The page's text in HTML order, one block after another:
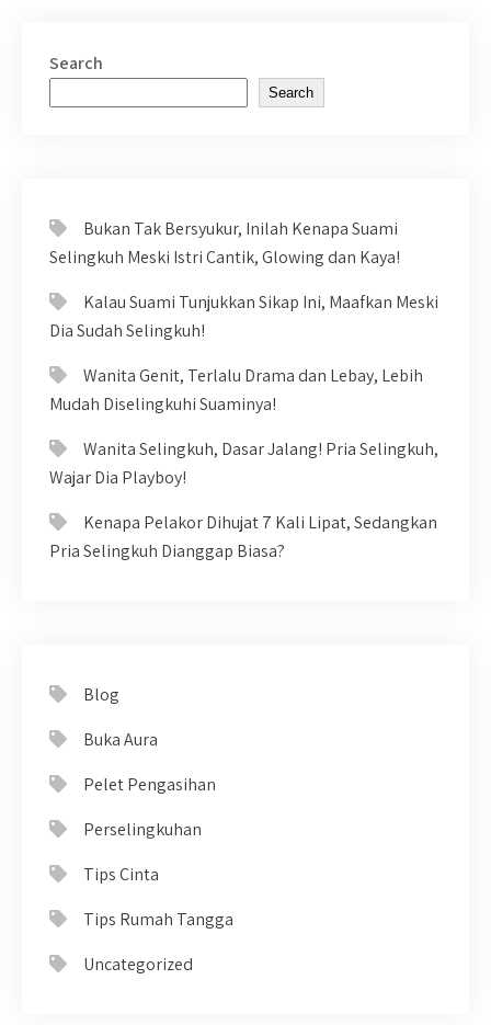
Search
Search
Bukan Tak Bersyukur, Inilah Kenapa Suami
Selingkuh Meski Istri Cantik, Glowing dan Kaya!
Kalau Suami Tunjukkan Sikap Ini, Maafkan Meski
Dia Sudah Selingkuh!
Wanita Genit, Terlalu Drama dan Lebay, Lebih
Mudah Diselingkuhi Suaminya!
Wanita Selingkuh, Dasar Jalang! Pria Selingkuh,
Wajar Dia Playboy!
Kenapa Pelakor Dihujat 7 Kali Lipat, Sedangkan
Pria Selingkuh Dianggap Biasa?
Blog
Buka Aura
Pelet Pengasihan
Perselingkuhan
Tips Cinta
Tips Rumah Tangga
Uncategorized